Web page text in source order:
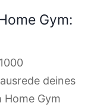
Gym:
deines
Home Gym